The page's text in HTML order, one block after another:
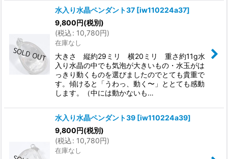
水入り水晶ペンダント37 [iw110224a37]
9,800円(税別)
(税込: 10,780円)
在庫なし
大きさ 縦約29ミリ 横20ミリ 重さ約11g水
入り水晶の中でも気泡が大きいもの・水玉がは
っきり動くものを選びましたのでとても貴重で
す。傾けると「うわっ、動く〜」ととても感動
します。（中には動かないも…
水入り水晶ペンダント39 [iw110224a39]
9,800円(税別)
(税込: 10,780円)
在庫なし